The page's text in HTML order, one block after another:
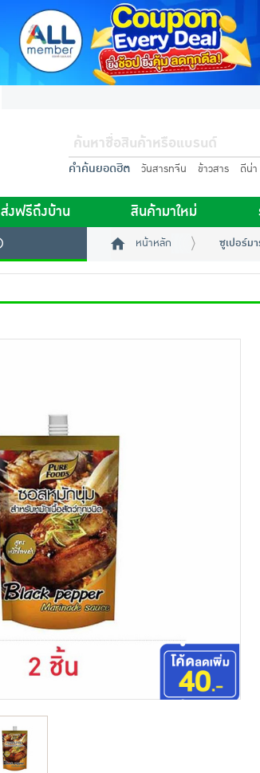
คำค้นยอดฮิต วันสารทจีน ข้าวสาร ดีน่า
ส่งฟรีถึงบ้าน สินค้ามาใหม่
หน้าหลัก ซูเปอร์ม